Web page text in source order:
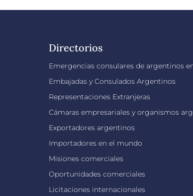
Directorios
Emergencias consulares de argentinos
Embajadas y Consulados Argentinos
Representaciones Extranjeras
Cámaras empresariales y organismos
Exportadores argentinos
Importadores en el mundo
Misiones comerciales
Oportunidades comerciales
Licitaciones internacionales